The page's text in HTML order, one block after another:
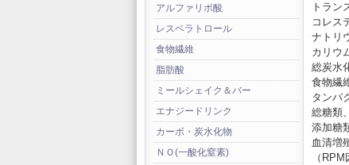
アルファリポ酸
レスベラトロール
食物繊維
脂肪酸
ミールシェイク＆バー
エナジードリンク
カーボ・炭水化物
ＮＯ(一酸化窒素)
トラン
コレス
ナトリ
カリウ
総炭水
食物繊
タンパ
総糖類
添加糖
血清増
（